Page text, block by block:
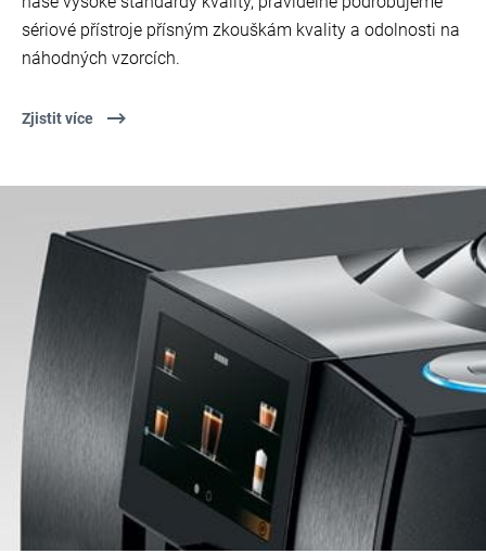
sériové přístroje přísným zkouškám kvality a odolnosti na
náhodných vzorcích.
Zjistit více